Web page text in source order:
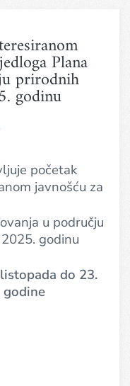
Plana
prirodnih
godinu
početak
javnošću za
u području
godinu
do 23.
godine